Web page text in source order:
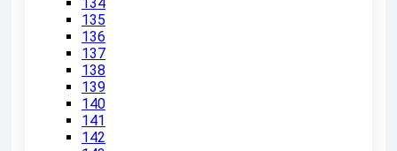
134
135
136
137
138
139
140
141
142